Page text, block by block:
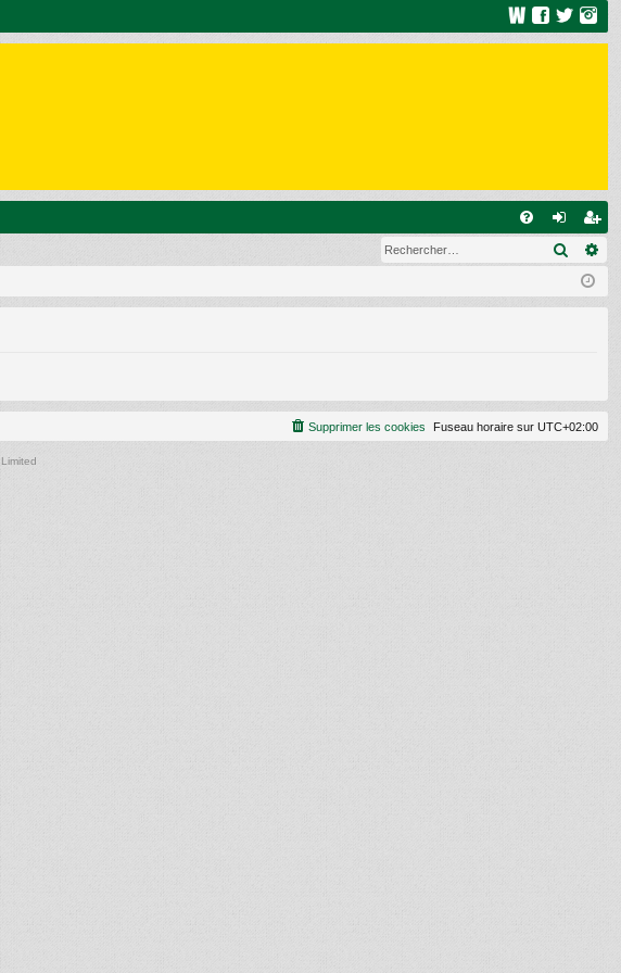
on ns
cri
Fuseau horaire sur UTC+02:00
Supprimer les cookies